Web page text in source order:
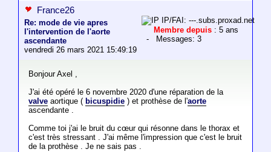
France26
Re: mode de vie apres
l'intervention de l'aorte
ascendante
vendredi 26 mars 2021 15:49:19
IP/FAI: ---.subs.proxad.net
Membre depuis : 5 ans
- Messages: 3
Bonjour Axel ,
J'ai été opéré le 6 novembre 2020 d'une réparation de la
valveaortique ( bicuspidie) et prothèse de l'aorte
ascendante .
Comme toi j'ai le bruit du cœur qui résonne dans le thorax et
c'est très stressant . J'ai même l'impression que c'est le bruit
de la prothèse . Je ne sais pas .